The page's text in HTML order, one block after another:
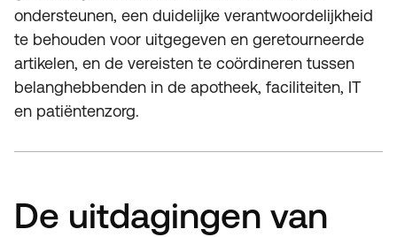
ondersteunen, een duidelijke verantwoordelijkheid
te behouden voor uitgegeven en geretourneerde
artikelen, en de vereisten te coördineren tussen
belanghebbenden in de apotheek, faciliteiten, IT
en patiëntenzorg.
De uitdagingen van